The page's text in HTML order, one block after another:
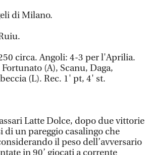
di Milano.
circa. Angoli: 4-3 per l'Aprilia.
(A), Scanu, Daga,
(L). Rec. 1' pt, 4' st.
Latte Dolce, dopo due vittorie
di un pareggio casalingo che
il peso dell’avversario
in 90’ giocati a corrente